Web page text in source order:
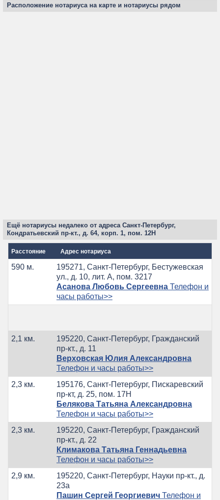
Расположение нотариуса на карте и нотариусы рядом
Ещё нотариусы недалеко от адреса Санкт-Петербург,
Кондратьевский пр-кт., д. 64, корп. 1, пом. 12Н
Расстояние Адрес нотариуса
590 м.
195271, Санкт-Петербург, Бестужевская
ул., д. 10, лит. А, пом. 3217
Асанова Любовь Сергеевна Телефон и
часы работы>>
2,1 км.
195220, Санкт-Петербург, Гражданский
пр-кт., д. 11
Верховская Юлия Александровна
Телефон и часы работы>>
2,3 км.
195176, Санкт-Петербург, Пискаревский
пр-кт, д. 25, пом. 17Н
Белякова Татьяна Александровна
Телефон и часы работы>>
2,3 км.
195220, Санкт-Петербург, Гражданский
пр-кт., д. 22
Климакова Татьяна Геннадьевна
Телефон и часы работы>>
2,9 км.
195220, Санкт-Петербург, Науки пр-кт., д.
23а
Пашин Сергей Георгиевич Телефон и